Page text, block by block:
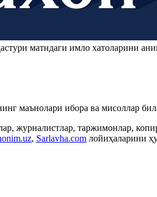
матндаги имло хатоларини
маънолари ибора ва мисоллар
журналистлар, таржимонлар,
, Sarlavha.com лойиҳаларини